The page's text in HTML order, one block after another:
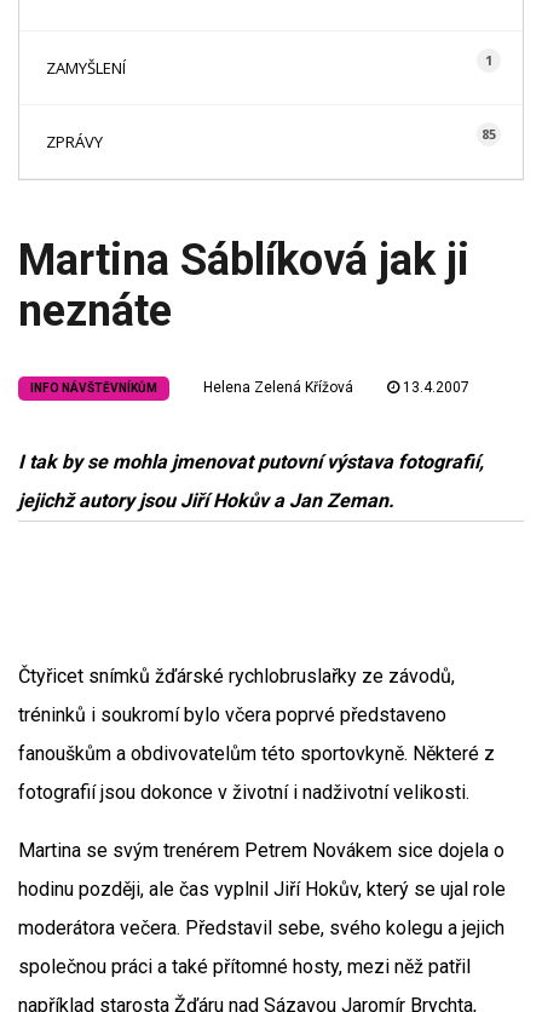
ZAMYŠLENÍ 1
ZPRÁVY 85
Martina Sáblíková jak ji
neznáte
INFO NÁVŠTĚVNÍKŮM Helena Zelená Křížová 13.4.2007
I tak by se mohla jmenovat putovní výstava fotografií,
jejichž autory jsou Jiří Hokův a Jan Zeman.
Čtyřicet snímků žďárské rychlobruslařky ze závodů,
tréninků i soukromí bylo včera poprvé představeno
fanouškům a obdivovatelům této sportovkyně. Některé z
fotografií jsou dokonce v životní i nadživotní velikosti.
Martina se svým trenérem Petrem Novákem sice dojela o
hodinu později, ale čas vyplnil Jiří Hokův, který se ujal role
moderátora večera. Představil sebe, svého kolegu a jejich
společnou práci a také přítomné hosty, mezi něž patřil
například starosta Žďáru nad Sázavou Jaromír Brychta,